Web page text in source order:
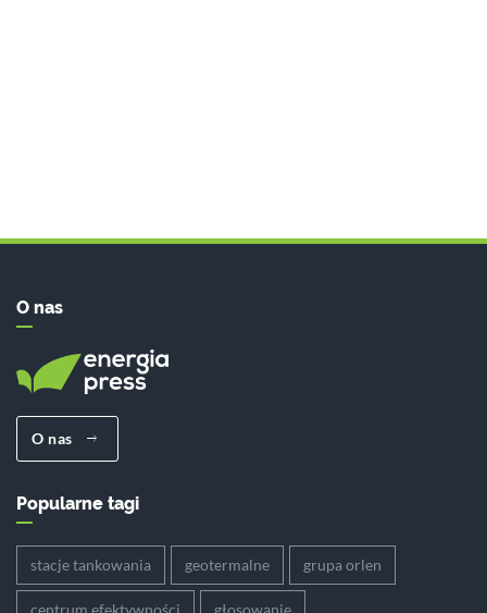
O nas
O nas
Popularne tagi
stacje tankowania geotermalne grupa orlen